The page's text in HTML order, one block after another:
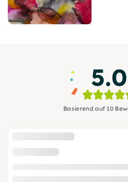
5.0
Basierend auf 10